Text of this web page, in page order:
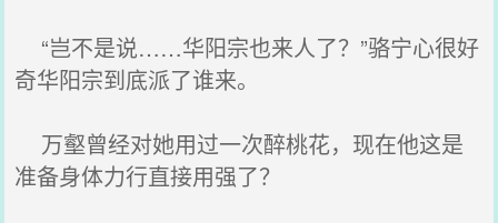
“岂不是说……华阳宗也来人了？”骆宁心很好
奇华阳宗到底派了谁来。
万壑曾经对她用过一次醉桃花，现在他这是
准备身体力行直接用强了？